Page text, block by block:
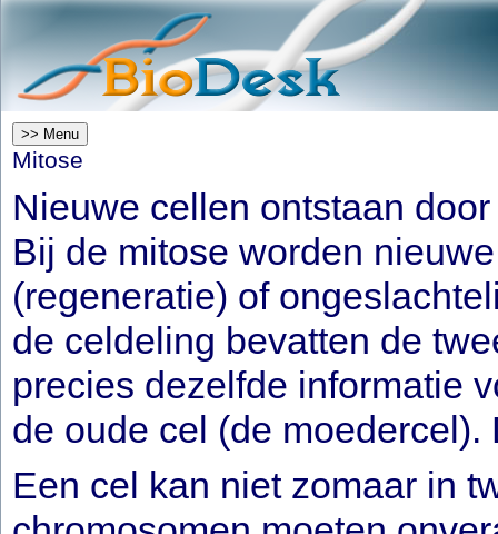
>> Menu
Mitose
Nieuwe cellen ontstaan
Bij de mitose worden
(regeneratie) of
de celdeling bevatten de
precies dezelfde informatie
de oude cel (de
Een cel kan niet zomaar in